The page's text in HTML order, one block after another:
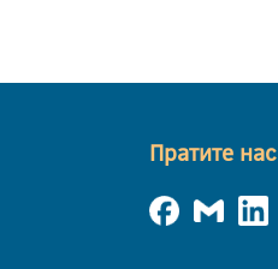
Пратите нас